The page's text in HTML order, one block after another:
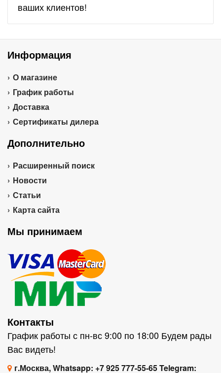
ваших клиентов!
Информация
О магазине
График работы
Доставка
Сертификаты дилера
Дополнительно
Расширенный поиск
Новости
Статьи
Карта сайта
Мы принимаем
Контакты
График работы с пн-вс 9:00 по 18:00 Будем рады
Вас видеть!
г.Москва, Whatsapp: +7 925 777-55-65 Telegram: